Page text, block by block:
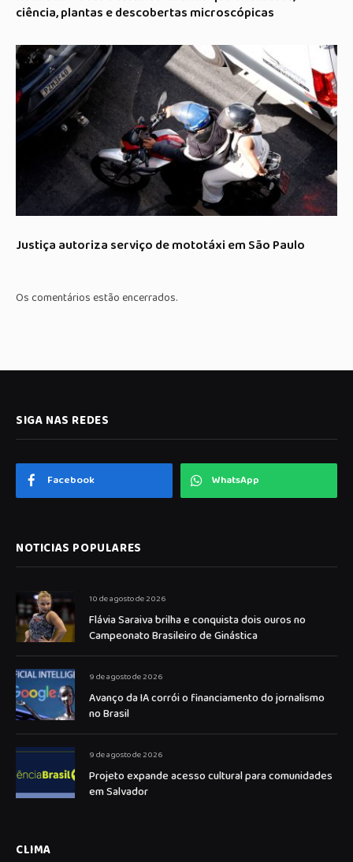
ciência, plantas e descobertas microscópicas
Justiça autoriza serviço de mototáxi em São Paulo
Os comentários estão encerrados.
SIGA NAS REDES
Facebook WhatsApp
NOTICIAS POPULARES
10 de agosto de 2026
Flávia Saraiva brilha e conquista dois ouros no
Campeonato Brasileiro de Ginástica
9 de agosto de 2026
Avanço da IA corrói o financiamento do jornalismo
no Brasil
9 de agosto de 2026
Projeto expande acesso cultural para comunidades
em Salvador
CLIMA